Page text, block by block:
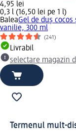
4,95 lei
0,3 l (16,50 lei pe 1 l)
BaleaGel de duș cocos
vanilie, 300 ml
(241)
Livrabil
selectare magazin
Termenul mult-